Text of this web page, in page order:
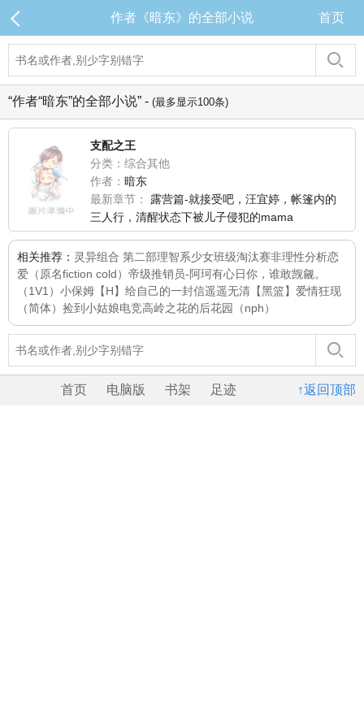
作者《暗东》的全部小说 首页
“作者“暗东”的全部小说” - (最多显示100条)
支配之王
分类：综合其他
作者： 暗东
最新章节：
露营篇-就接受吧，汪宜婷，帐篷内的
三人行，清醒状态下被儿子侵犯的mama
相关推荐： 灵异组合 第二部理智系少女班级淘汰赛非理性分析恋
爱（原名fiction cold） 帝级推销员-阿珂有心日你，谁敢觊觎。
（1V1） 小保姆【H】 给自己的一封信遥遥无清 【黑篮】爱情狂现
（简体） 捡到小姑娘电竞高岭之花的后花园（nph）
↑返回顶部
首页 电脑版 书架 足迹